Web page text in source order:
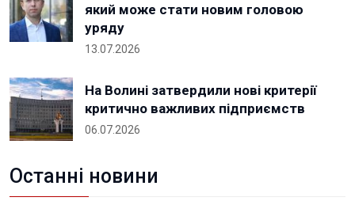
який може стати новим головою
уряду
13.07.2026
На Волині затвердили нові критерії
критично важливих підприємств
06.07.2026
Останні новини